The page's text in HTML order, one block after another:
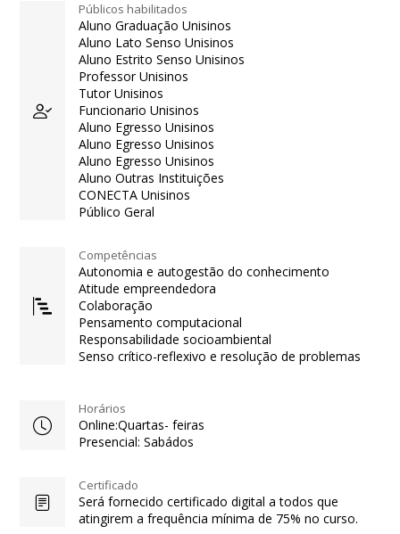
Públicos habilitados
Aluno Graduação Unisinos
Aluno Lato Senso Unisinos
Aluno Estrito Senso Unisinos
Professor Unisinos
Tutor Unisinos
Funcionario Unisinos
Aluno Egresso Unisinos
Aluno Egresso Unisinos
Aluno Egresso Unisinos
Aluno Outras Instituições
CONECTA Unisinos
Público Geral
Competências
Autonomia e autogestão do conhecimento
Atitude empreendedora
Colaboração
Pensamento computacional
Responsabilidade socioambiental
Senso crítico-reflexivo e resolução de problemas
Horários
Online:Quartas- feiras
Presencial: Sabádos
Certificado
Será fornecido certificado digital a todos que
atingirem a frequência mínima de 75% no curso.